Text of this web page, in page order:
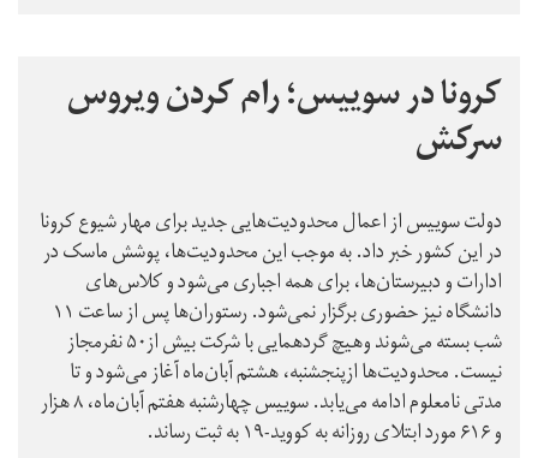
کرونا در سوییس؛ رام کردن ویروس
سرکش
دولت سوییس از اعمال محدودیت‌هایی جدید برای مهار شیوع کرونا
در این کشور خبر داد. به موجب این محدودیت‌ها، پوشش ماسک در
ادارات و دبیرستان‌ها، برای همه اجباری می‌شود و کلاس‌های
دانشگاه نیز حضوری برگزار نمی‌شود. رستوران‌ها پس از ساعت ۱۱
شب بسته می‌شوند وهیچ گردهمایی با شرکت بیش از۵۰ نفرمجاز
نیست. محدودیت‌ها ازپنجشنبه، هشتم آبان‌ماه آغاز می‌شود و تا
مدتی نامعلوم ادامه می‌یابد. سوییس چهارشنبه هفتم آبان‌ماه، ۸ هزار
و ۶۱۶ مورد ابتلای روزانه به کووید-۱۹ به ثبت رساند.